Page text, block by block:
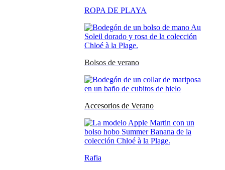
ROPA DE PLAYA
Bolsos de verano
Accesorios de Verano
Rafia